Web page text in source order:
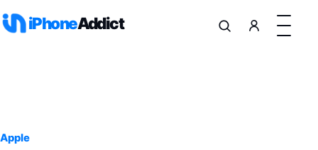
iPhoneAddict
Apple